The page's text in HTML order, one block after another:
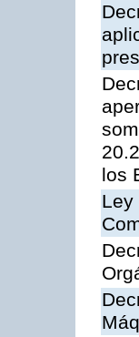
los
Ley